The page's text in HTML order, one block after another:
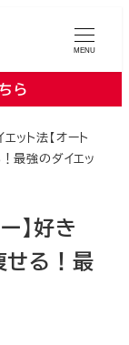
MENU
ら
エット法【オート
最強のダイエッ
】好き
せる！最